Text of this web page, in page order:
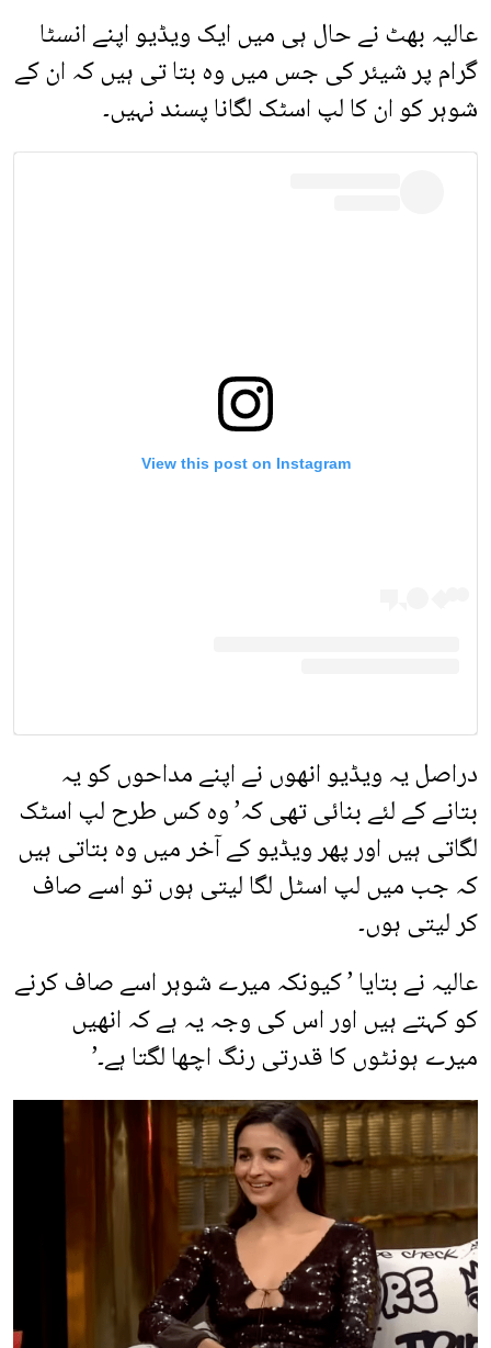
عالیہ بھٹ نے حال ہی میں ایک ویڈیو اپنے انسٹا
گرام پر شیئر کی جس میں وہ بتا تی ہیں کہ ان کے
شوہر کو ان کا لپ اسٹک لگانا پسند نہیں۔
View this post on Instagram
دراصل یہ ویڈیو انھوں نے اپنے مداحوں کو یہ
بتانے کے لئے بنائی تھی کہ’ وہ کس طرح لپ اسٹک
لگاتی ہیں اور پھر ویڈیو کے آخر میں وہ بتاتی ہیں
کہ جب میں لپ اسٹل لگا لیتی ہوں تو اسے صاف
کر لیتی ہوں۔
عالیہ نے بتایا ’ کیونکہ میرے شوہر اسے صاف کرنے
کو کہتے ہیں اور اس کی وجہ یہ ہے کہ انھیں
میرے ہونٹوں کا قدرتی رنگ اچھا لگتا ہے۔’